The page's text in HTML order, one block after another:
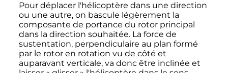
Pour déplacer l'hélicoptère dans une direction
ou une autre, on bascule légèrement la
composante de portance du rotor principal
dans la direction souhaitée. La force de
sustentation, perpendiculaire au plan formé
par le rotor en rotation vu de côté et
auparavant verticale, va donc être inclinée et